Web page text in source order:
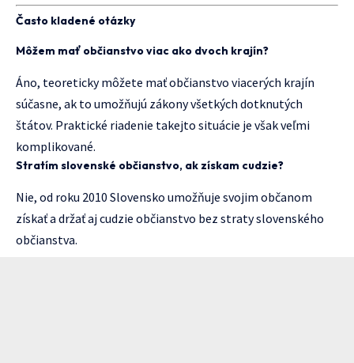
Často kladené otázky
Môžem mať občianstvo viac ako dvoch krajín?
Áno, teoreticky môžete mať občianstvo viacerých krajín
súčasne, ak to umožňujú zákony všetkých dotknutých
štátov. Praktické riadenie takejto situácie je však veľmi
komplikované.
Stratím slovenské občianstvo, ak získam cudzie?
Nie, od roku 2010 Slovensko umožňuje svojim občanom
získať a držať aj cudzie občianstvo bez straty slovenského
občianstva.